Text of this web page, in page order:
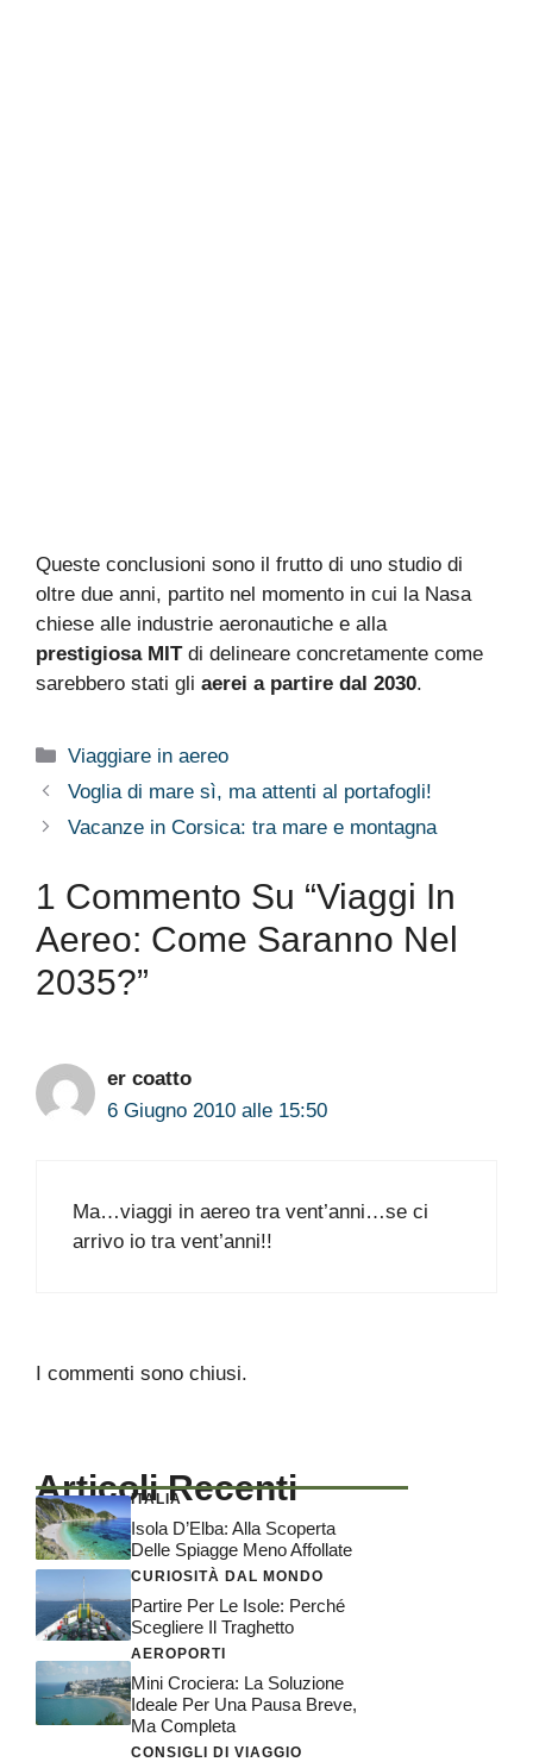
Queste conclusioni sono il frutto di uno studio di
oltre due anni, partito nel momento in cui la Nasa
chiese alle industrie aeronautiche e alla
prestigiosa MITdi delineare concretamente come
sarebbero stati gli aerei a partire dal 2030.
Categorie
Viaggiare in aereo
Voglia di mare sì, ma attenti al portafogli!
Vacanze in Corsica: tra mare e montagna
1 Commento Su “Viaggi In
Aereo: Come Saranno Nel
2035?”
er coatto
6 Giugno 2010 alle 15:50
Ma…viaggi in aereo tra vent’anni…se ci
arrivo io tra vent’anni!!
I commenti sono chiusi.
Articoli Recenti
ITALIA
Isola D’Elba: Alla Scoperta
Delle Spiagge Meno Affollate
CURIOSITÀ DAL MONDO
Partire Per Le Isole: Perché
Scegliere Il Traghetto
AEROPORTI
Mini Crociera: La Soluzione
Ideale Per Una Pausa Breve,
Ma Completa
CONSIGLI DI VIAGGIO